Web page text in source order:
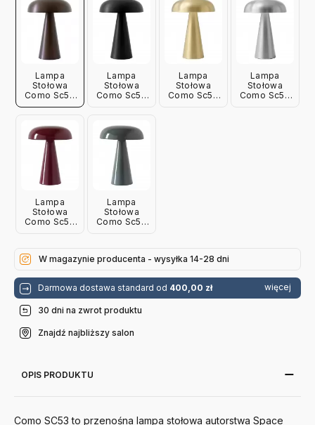
Lampa
Stołowa
Como Sc53
Brąz
Lampa
Stołowa
Como Sc53
Lampa
Stołowa
Como Sc53
Lampa
Stołowa
Como Sc53
Lampa
Stołowa
Como Sc53
Lampa
Stołowa
Como Sc53
W magazynie producenta - wysyłka 14-28 dni
Darmowa dostawa standard od 400,00 zł więcej
30 dni na zwrot produktu
Znajdź najbliższy salon
OPIS PRODUKTU
Como SC53 to przenośna lampa stołowa autorstwa Space